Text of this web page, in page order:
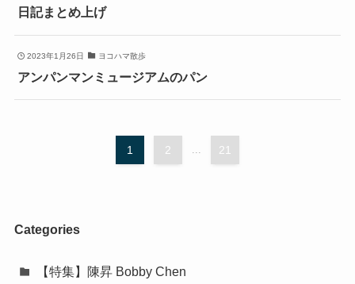
日記まとめ上げ
2023年1月26日 ヨコハマ散歩
アンパンマンミュージアムのパン
1 2 21
Categories
【特集】陳昇 Bobby Chen